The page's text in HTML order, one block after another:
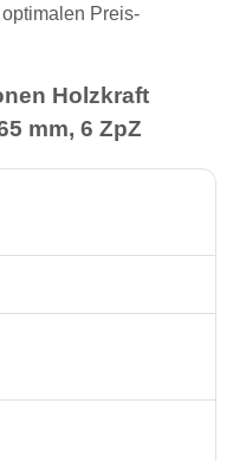
Preis-
Holzkraft
mm, 6 ZpZ